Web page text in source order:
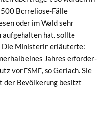
500 Bor­re­liose-Fälle
oder im Wald sehr
aufge­hal­ten hat, sollte
Die Min­is­terin erläuterte:
eines Jahres erforder­
vor FSME, so Ger­lach. Sie
der Bevölkerung besitzt